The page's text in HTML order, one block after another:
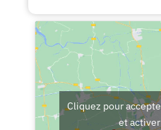
Cliquez pour
et